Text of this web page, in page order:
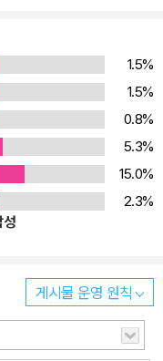
1.5%
1.5%
0.8%
5.3%
15.0%
2.3%
성
게시물 운영 원칙